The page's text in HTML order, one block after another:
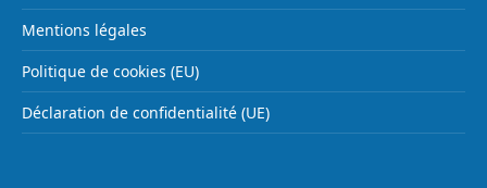
Mentions légales
Politique de cookies (EU)
Déclaration de confidentialité (UE)